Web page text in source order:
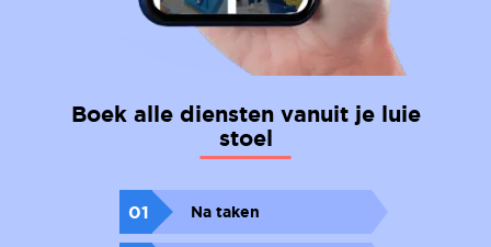
Boek alle diensten vanuit je luie
stoel
01 Na taken